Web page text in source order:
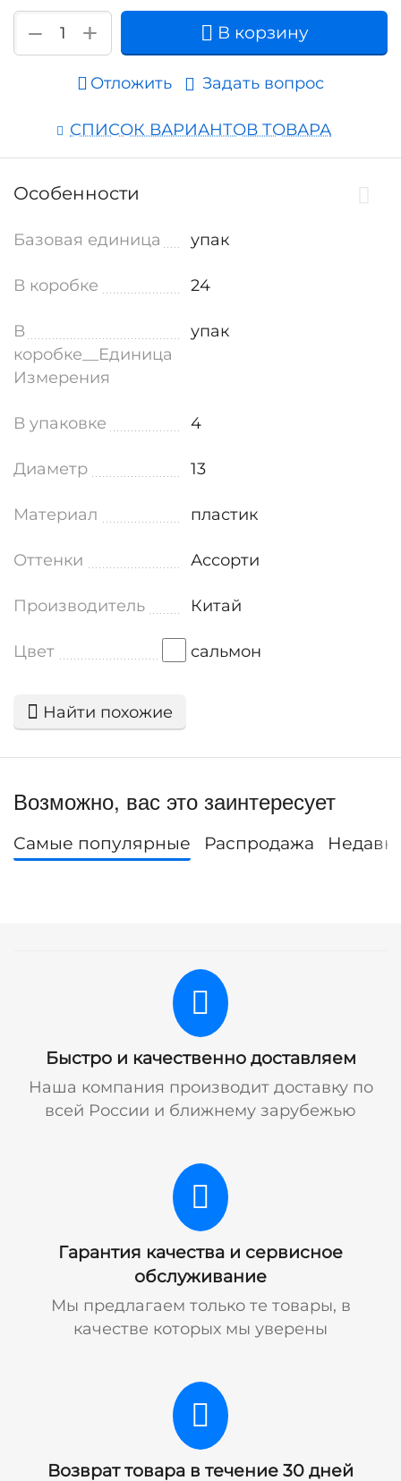
+
− В корзину
Отложить Задать вопрос
СПИСОК ВАРИАНТОВ ТОВАРА
Особенности
Базовая единица упак
В коробке 24
В
коробке__Единица
Измерения
упак
В упаковке 4
Диаметр 13
Материал пластик
Оттенки Ассорти
Производитель Китай
Цвет сальмон
Найти похожие
Возможно, вас это заинтересует
Самые популярные Распродажа
Быстро и качественно доставляем
Наша компания производит доставку по
всей России и ближнему зарубежью
Гарантия качества и сервисное
обслуживание
Мы предлагаем только те товары, в
качестве которых мы уверены
Возврат товара в течение 30 дней